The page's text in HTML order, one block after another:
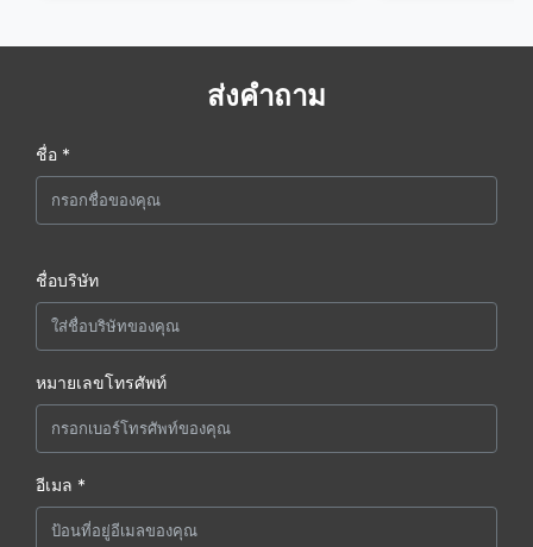
ส่งคำถาม
ชื่อ *
ชื่อบริษัท
หมายเลขโทรศัพท์
อีเมล *